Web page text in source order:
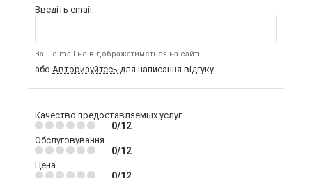
Введіть email:
Ваш e-mail не відображатиметься на сайті
або Авторизуйтесь для написання відгуку
Качество предоставляемых услуг
0/12
Обслуговування
0/12
Цена
0/12